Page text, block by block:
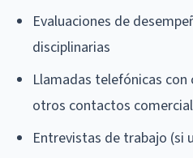
Evaluaciones de
disciplinarias
Llamadas telefónicas
otros contactos
Entrevistas de trabajo (si